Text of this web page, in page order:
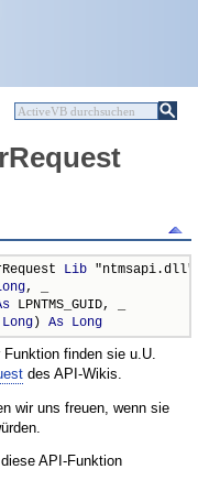
Lib
, _
LPNTMS_GUID, _
Long) As Long
finden sie u.U.
des API-Wikis.
wir uns freuen, wenn sie
API-Funktion